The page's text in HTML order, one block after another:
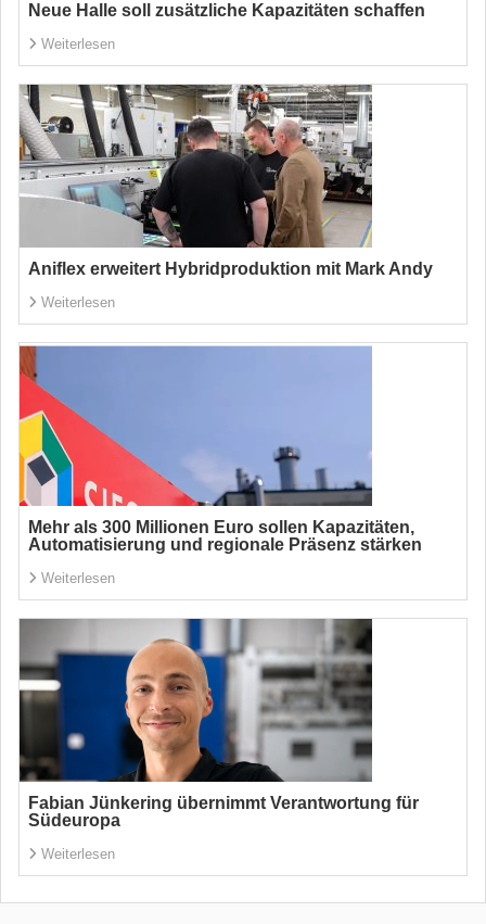
Neue Halle soll zusätzliche Kapazitäten schaffen
Weiterlesen
Aniflex erweitert Hybridproduktion mit Mark Andy
Weiterlesen
Mehr als 300 Millionen Euro sollen Kapazitäten,
Automatisierung und regionale Präsenz stärken
Weiterlesen
Fabian Jünkering übernimmt Verantwortung für
Südeuropa
Weiterlesen